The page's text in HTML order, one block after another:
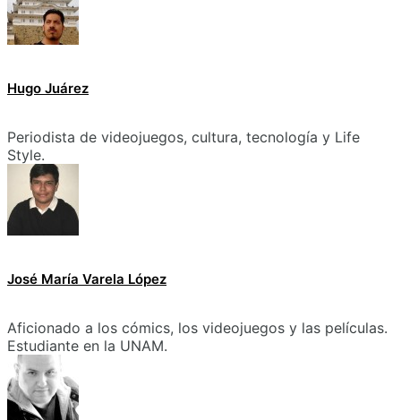
Hugo Juárez
Periodista de videojuegos, cultura, tecnología y Life
Style.
José María Varela López
Aficionado a los cómics, los videojuegos y las películas.
Estudiante en la UNAM.